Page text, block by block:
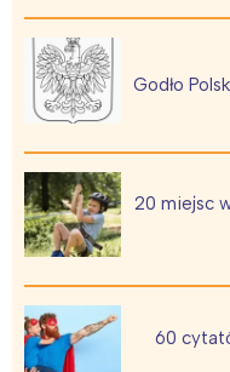
Godło
20 miejsc
60